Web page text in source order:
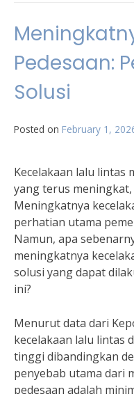
Pedesaan:
Solusi
Posted on February 1,
Kecelakaan lalu lintas
yang terus
Meningkatnya
perhatian utama
Namun, apa
meningkatnya
solusi yang dapat
ini?
Menurut data dari
kecelakaan lalu lintas
tinggi dibandingkan
penyebab utama dari
pedesaan adalah